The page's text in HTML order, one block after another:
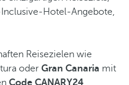
Hotel-Angebote,
Reisezielen wie
oder Gran Canaria mit
Code CANARY24